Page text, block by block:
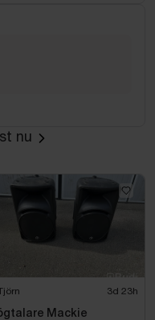
nu
3d 23h
Mackie